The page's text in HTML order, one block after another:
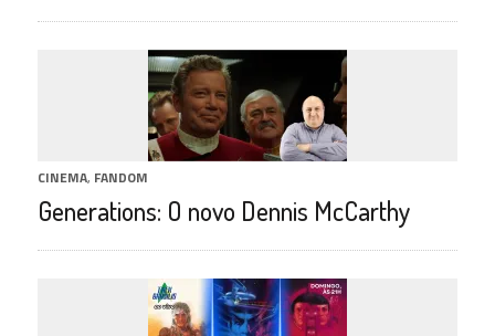
CINEMA, FANDOM
Generations: O novo Dennis McCarthy